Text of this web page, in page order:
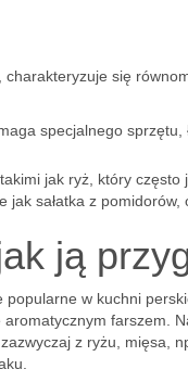
się
specjalnego sprzętu,
jak ryż, który
sałatka z
ją
w kuchni
farszem.
z ryżu, mięsa,